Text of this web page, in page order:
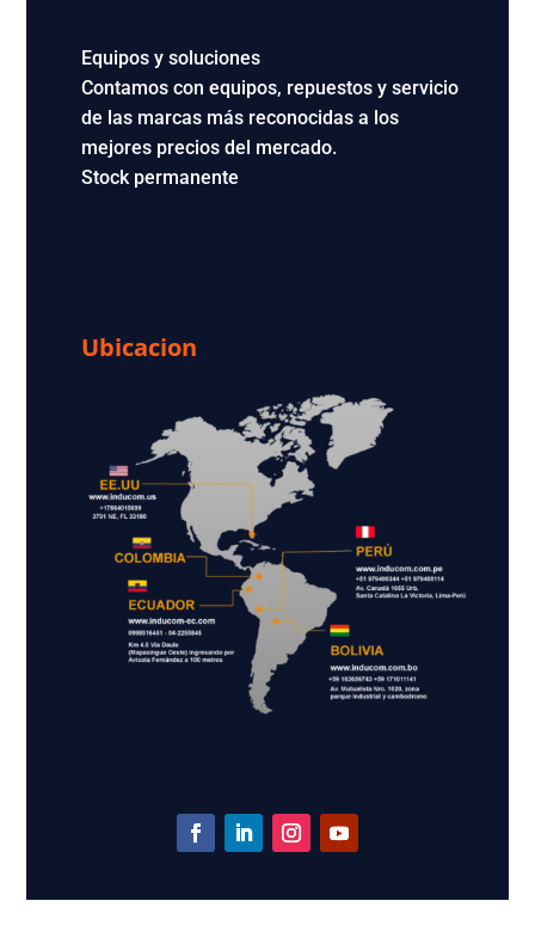
Equipos y soluciones
Contamos con equipos, repuestos y servicio
de las marcas más reconocidas a los
mejores precios del mercado.
Stock permanente
Ubicacion